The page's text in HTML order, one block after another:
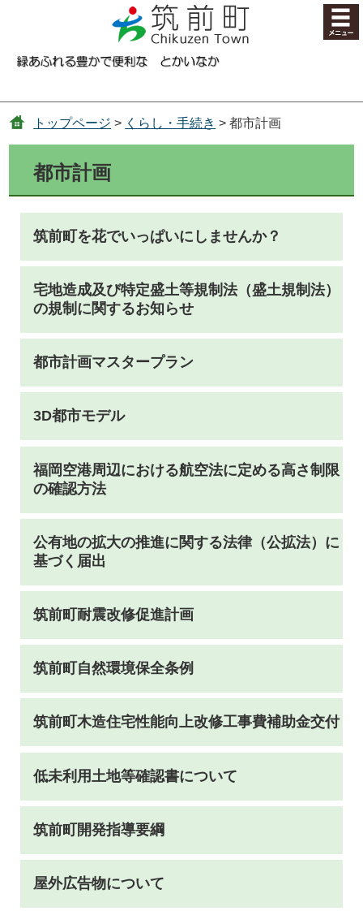
コンテンツにジャンプ
トップページ > くらし・手続き > 都市計画
都市計画
筑前町を花でいっぱいにしませんか？
宅地造成及び特定盛土等規制法（盛土規制法）
の規制に関するお知らせ
都市計画マスタープラン
3D都市モデル
福岡空港周辺における航空法に定める高さ制限
の確認方法
公有地の拡大の推進に関する法律（公拡法）に
基づく届出
筑前町耐震改修促進計画
筑前町自然環境保全条例
筑前町木造住宅性能向上改修工事費補助金交付
低未利用土地等確認書について
筑前町開発指導要綱
屋外広告物について